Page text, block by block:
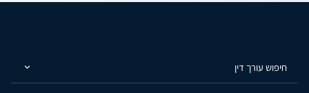
חיפוש עורך דין